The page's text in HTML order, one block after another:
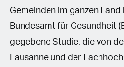
Gemeinden im ganzen Land
Bundesamt für Gesundheit
gegebene Studie, die von
Lausanne und der